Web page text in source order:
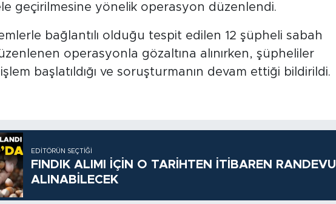
geçirilmesine yönelik operasyon düzenlendi.
bağlantılı olduğu tespit edilen 12 şüpheli sabah
operasyonla gözaltına alınırken, şüpheliler
başlatıldığı ve soruşturmanın devam ettiği bildirildi.
EDITÖRÜN SEÇTIĞI
FINDIK ALIMI İÇİN O TARİHTEN İTİBAREN RANDEVU
ALINABİLECEK